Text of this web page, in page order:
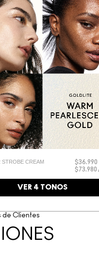
STROBE CREAM $36.990
$73.980
VER 4 TONOS
de Clientes